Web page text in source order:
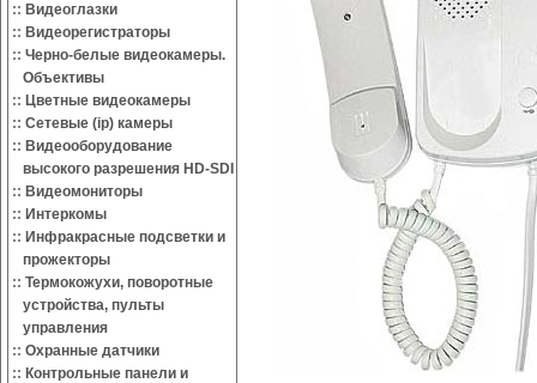
:: Видеоглазки
:: Видеорегистраторы
:: Черно-белые видеокамеры.
Объективы
:: Цветные видеокамеры
:: Сетевые (ip) камеры
:: Видеооборудование
высокого разрешения HD-SDI
:: Видеомониторы
:: Интеркомы
:: Инфракрасные подсветки и
прожекторы
:: Термокожухи, поворотные
устройства, пульты
управления
:: Охранные датчики
:: Контрольные панели и